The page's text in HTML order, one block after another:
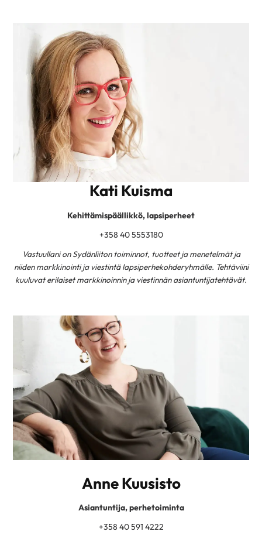
Kati Kuisma
Kehittämispäällikkö, lapsiperheet
+358 40 5553180
Vastuullani on Sydänliiton toiminnot, tuotteet ja menetelmät ja
niiden markkinointi ja viestintä lapsiperhekohderyhmälle. Tehtäviini
kuuluvat erilaiset markkinoinnin ja viestinnän asiantuntijatehtävät.
Anne Kuusisto
Asiantuntija, perhetoiminta
+358 40 591 4222